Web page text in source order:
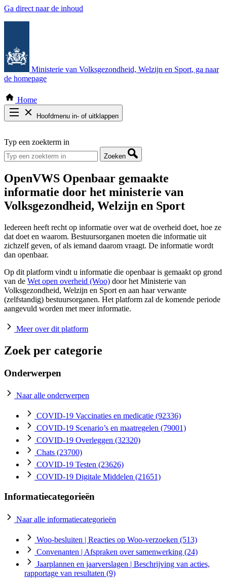
Ga direct naar de inhoud
Ministerie van Volksgezondheid, Welzijn en Sport, ga naar
de homepage
Home
Hoofdmenu in- of uitklappen
Thema COVID-19
Bekijk per bestuursorgaan
Typ een zoekterm in
Zoeken
OpenVWS Openbaar gemaakte
informatie door het ministerie van
Volksgezondheid, Welzijn en Sport
Iedereen heeft recht op informatie over wat de overheid doet, hoe ze
dat doet en waarom. Bestuursorganen moeten die informatie uit
zichzelf geven, of als iemand daarom vraagt. De informatie wordt
dan openbaar.
Op dit platform vindt u informatie die openbaar is gemaakt op grond
van de Wet open overheid (Woo) door het Ministerie van
Volksgezondheid, Welzijn en Sport en aan haar verwante
(zelfstandig) bestuursorganen. Het platform zal de komende periode
aangevuld worden met meer informatie.
Meer over dit platform
Zoek per categorie
Onderwerpen
Naar alle onderwerpen
COVID-19 Vaccinaties en medicatie (92336)
COVID-19 Scenario’s en maatregelen (79001)
COVID-19 Overleggen (32320)
Chats (23700)
COVID-19 Testen (23626)
COVID-19 Digitale Middelen (21651)
Informatiecategorieën
Naar alle informatiecategorieën
Woo-besluiten | Reacties op Woo-verzoeken (513)
Convenanten | Afspraken over samenwerking (24)
Jaarplannen en jaarverslagen | Beschrijving van acties,
rapportage van resultaten (9)